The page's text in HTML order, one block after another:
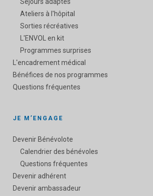
Séjours adaptés
Ateliers à l'hôpital
Sorties récréatives
L'ENVOL en kit
Programmes surprises
L'encadrement médical
Bénéfices de nos programmes
Questions fréquentes
JE M’ENGAGE
Devenir Bénévolote
Calendrier des bénévoles
Questions fréquentes
Devenir adhérent
Devenir ambassadeur